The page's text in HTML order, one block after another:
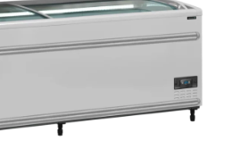
a platba
Garance nejnižší ceny